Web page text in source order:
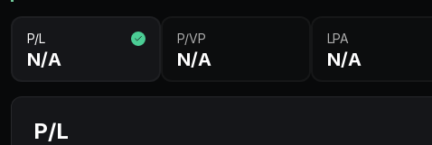
P/L
N/A
P/VP
N/A
LPA
N/A
P/L